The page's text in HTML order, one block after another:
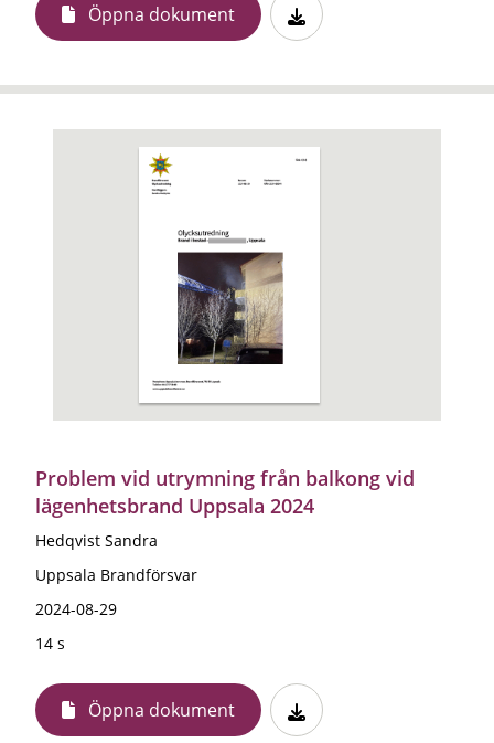
Öppna dokument
Problem vid utrymning från balkong vid
lägenhetsbrand Uppsala 2024
Hedqvist Sandra
Uppsala Brandförsvar
2024-08-29
14 s
Öppna dokument